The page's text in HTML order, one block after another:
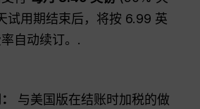
试用期结束后，将按 6.99 英
自动续订。.
与美国版在结账时加税的做